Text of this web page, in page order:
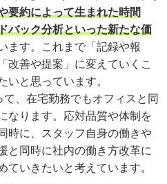
要約によって生まれた時間
バック分析といった新たな価
ます。これまで「記録や報
改善や提案」に変えていくこ
いと思っています。
て、在宅勤務でもオフィスと同
なります。応対品質や体制を
時に、スタッフ自身の働きや
と同時に社内の働き方改革に
ていきたいと考えています。